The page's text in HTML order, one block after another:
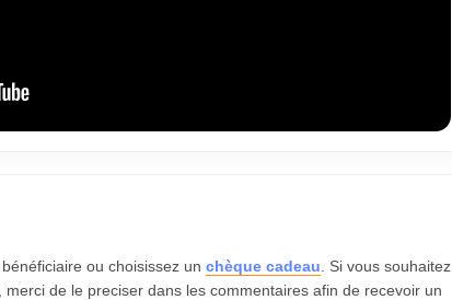
ou choisissez un chèque cadeau . Si vous souhaitez
de le preciser dans les commentaires afin de recevoir un